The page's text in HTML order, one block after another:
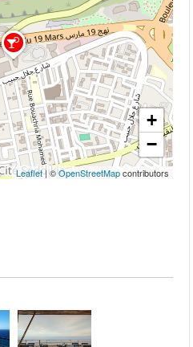
+
−
Leaflet| ©OpenStreetMapcontributors